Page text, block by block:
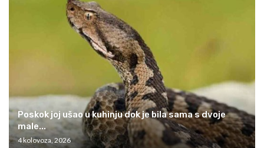
Poskok joj ušao u kuhinju dok je bila sama s dvoje
male...
4 kolovoza, 2026